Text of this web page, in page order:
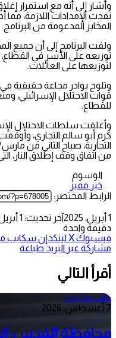
وأشار إلى أنه مع استمرار
نفدت الإمدادات اللازمة،
المخابز المدعومة من البرنامج.
ولفت البرنامج إلى أن جميع
توزيعه على الأسر في
لتوزيعها على العائلات.
وتلوح بوادر مجاعة حقيقية
قوات الاحتلال الإسرائيلي،
للقطاع.
وأغلقت سلطات الاحتلال
كرم أبو سالم التجاري،
التجارية، صباح الثاني من
من اتفاق وقف إطلاق النار، التي
الوسوم
خبر مميز
الرابط المختصر:
1 أبريل، 2025
آخر تحديث: 1 أبريل، 2025
دقيقة واحدة
فيسبوك‫Xلينكدإن سكايب
مشاركة عبر البريد طباعة
أقرأ التالي
فلسطينيات
7 أغسطس، 2026
محافظة القدس: